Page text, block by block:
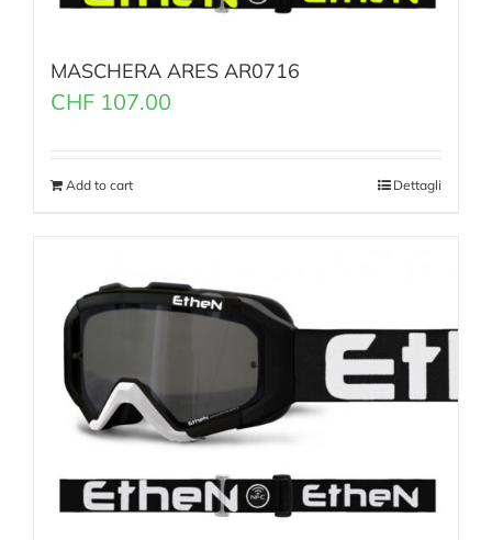
MASCHERA ARES AR0716
CHF 107.00
Add to cart Dettagli